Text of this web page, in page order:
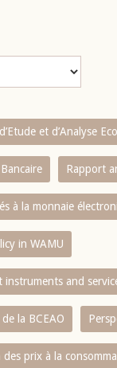
et d’Analyse
Rapport
à la monnaie
in WAMU
instruments and
la BCEAO
prix à la